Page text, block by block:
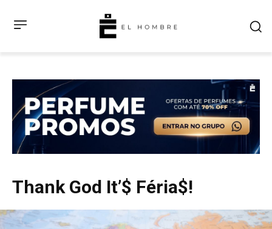
Thank God It’$ Féria$!